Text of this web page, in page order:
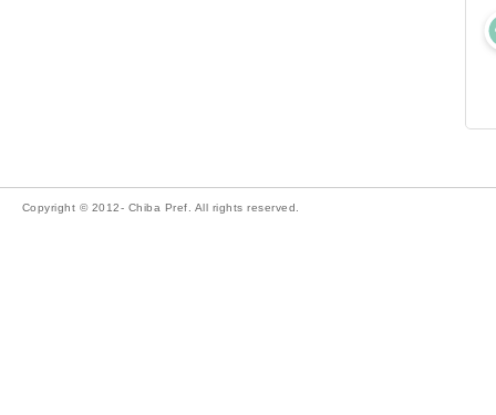
Copyright © 2012- Chiba Pref. All rights reserved.